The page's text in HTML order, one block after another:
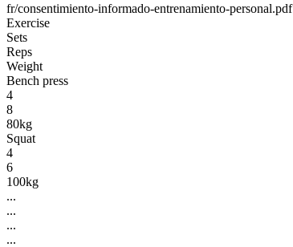
fr/consentimiento-informado-entrenamiento-personal.pdf
Exercise
Sets
Reps
Weight
Bench press
4
8
80kg
Squat
4
6
100kg
...
...
...
...